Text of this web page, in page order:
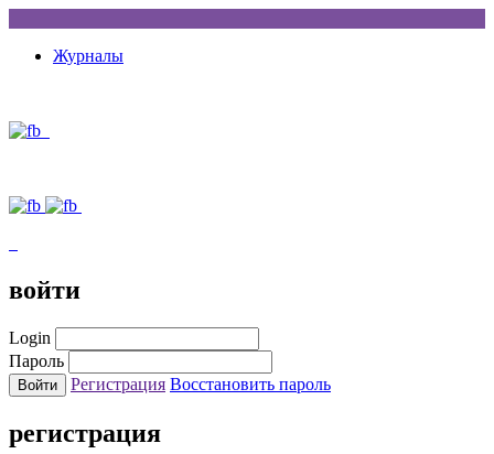
Журналы
войти
Login
Пароль
Регистрация Восстановить пароль
регистрация